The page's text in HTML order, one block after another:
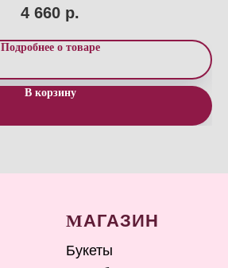
4 660 р.
Подробнее о товаре
В корзину
МАГАЗИН
Букеты